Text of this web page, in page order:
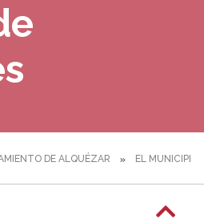
DE ALQUÉZAR EL MUNICIPIO